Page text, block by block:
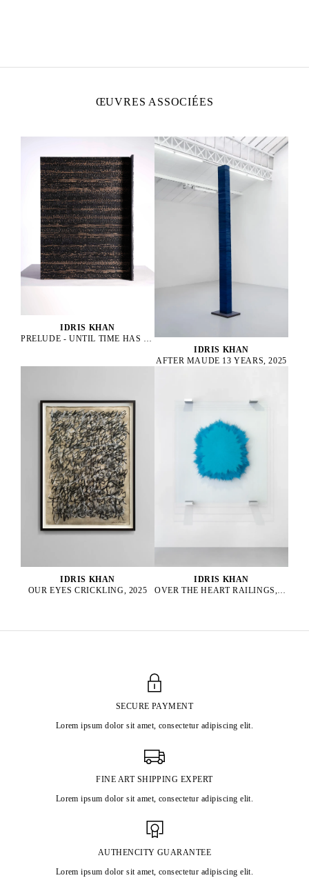
ŒUVRES ASSOCIÉES
IDRIS KHAN
IDRIS KHAN
AFTER MAUDE 13 YEARS, 2025
IDRIS KHAN
OUR EYES CRICKLING, 2025
IDRIS KHAN
OVER THE HEART RAILINGS, 2025
SECURE PAYMENT
Lorem ipsum dolor sit amet, consectetur adipiscing elit.
FINE ART SHIPPING EXPERT
Lorem ipsum dolor sit amet, consectetur adipiscing elit.
AUTHENCITY GUARANTEE
Lorem ipsum dolor sit amet, consectetur adipiscing elit.